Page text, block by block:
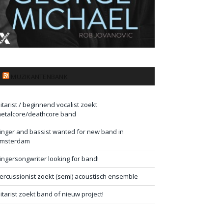
/ beginnend vocalist zoekt
deathcore band
and bassist wanted for new band in
looking for band!
zoekt (semi) acoustisch ensemble
zoekt band of nieuw project!